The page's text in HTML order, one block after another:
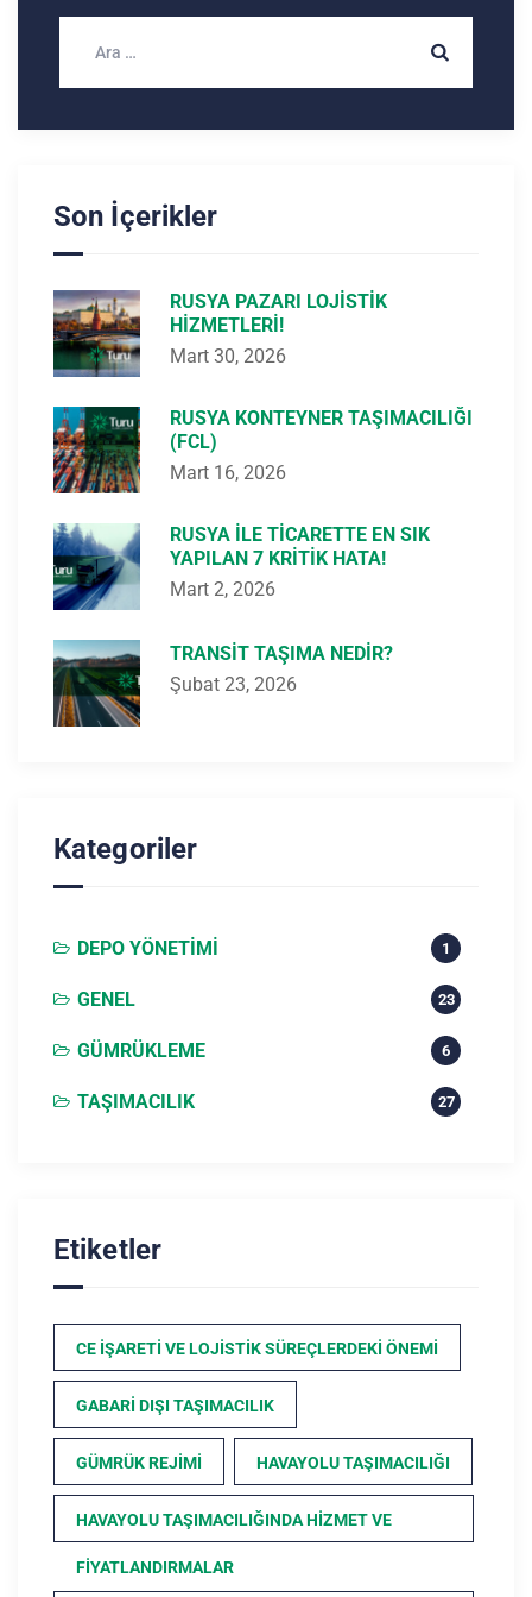
Son İçerikler
RUSYA PAZARI LOJISTIK
HIZMETLERI!
Mart 30, 2026
RUSYA KONTEYNER TAŞIMACILIĞI
(FCL)
Mart 16, 2026
RUSYA ILE TICARETTE EN SIK
YAPILAN 7 KRITIK HATA!
Mart 2, 2026
TRANSIT TAŞIMA NEDIR?
Şubat 23, 2026
Kategoriler
DEPO YÖNETIMI 1
GENEL 23
GÜMRÜKLEME 6
TAŞIMACILIK 27
Etiketler
CE İŞARETI VE LOJISTIK SÜREÇLERDEKI ÖNEMI
GABARI DIŞI TAŞIMACILIK
GÜMRÜK REJIMI HAVAYOLU TAŞIMACILIĞI
HAVAYOLU TAŞIMACILIĞINDA HIZMET VE
FIYATLANDIRMALAR